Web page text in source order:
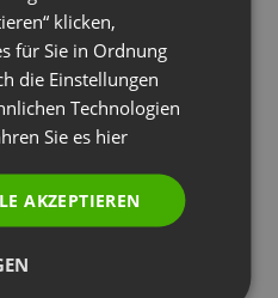
auch helfen kann, aktuelle
zu beantworten.
Agentur, die alles für
wahrscheinlich die
dafür von Profis
Video ansprechender zu
Musik,
ITALIAN
klicken,
für Sie in Ordnung
die Einstellungen
Technologien
Sie es hier
AKZEPTIEREN